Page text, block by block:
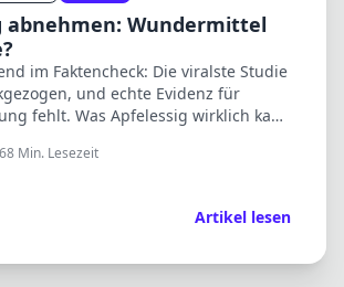
abnehmen: Wundermittel
im Faktencheck: Die viralste Studie
und echte Evidenz für
fehlt. Was Apfelessig wirklich kann
8 Min. Lesezeit
Artikel lesen